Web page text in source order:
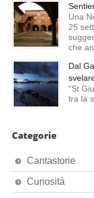
Una
25
che
Dal
“St
tra la
Categorie
Cantastorie
Curiosità